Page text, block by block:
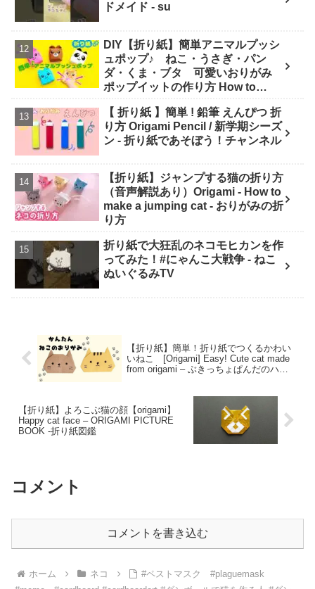
ドメイド - su
DIY【折り紙】簡単アニマルプッシ
ュポップ♪ ねこ・うさぎ・パン
ダ・くま・ブタ 可愛いおりがみ
ポップイットの作り方 How to
Soda Cat Origami キャラクター折
り紙
【 折り紙 】簡単 ! 鉛筆 えんぴつ 折
り方 Origami Pencil / 新学期シーズ
ン - 折り紙であそぼう！チャンネル
【折り紙】ジャンプする猫の折り方
（音声解説あり）Origami - How to
make a jumping cat - おりがみの折
り方
折り紙で大狂乱のネコモヒカンを作
ってみた！#にゃんこ大戦争 - ねこ
ぬいぐるみTV
【折り紙】簡単！折り紙でつくるかわい
いねこ [Origami] Easy! Cute cat made
from origami – ぶきっちょぱんだのハン
【折り紙】よろこぶ猫の顔【origami】
Happy cat face – ORIGAMI PICTURE
BOOK -折り紙図鑑
コメント
コメントを書き込む
ホーム ネコ
#ペストマスク #plaguemask